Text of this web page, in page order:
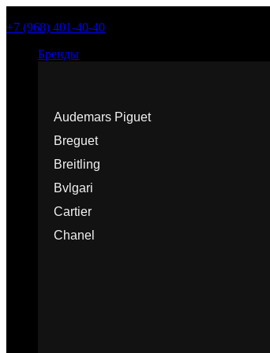
+7 (968) 401-40-40
Бренды
Audemars Piguet
Breguet
Breitling
Bvlgari
Cartier
Chanel